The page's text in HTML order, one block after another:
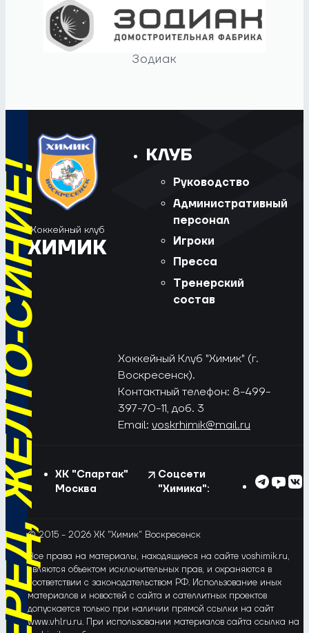
Зодиак
СИНИЕ!
Хоккейный клуб
ХИМИК
КЛУБ
Руководство
Административный
персонал
Игроки
Пресса
Тренерский
состав
Хоккейный Клуб "Химик" (г.
Воскресенск).
Контактный телефон: 8-499-
397-70-11, доб. 3
Email: voskrhimik@mail.ru
ХК "Спартак"
Москва
Соцсети
"Химика":
© 2015 - 2026 ХК "Химик" Воскресенск
Все права на материалы, находящиеся на сайте voshimik.ru,
являются объектом исключительных прав, и охраняются в
соответствии с законодательством РФ. Использование иных
материалов и новостей с сайта и сателлитных проектов
допускается только при наличии прямой ссылки на сайт
www.vhlru.ru. При использовании материалов сайта ссылка на